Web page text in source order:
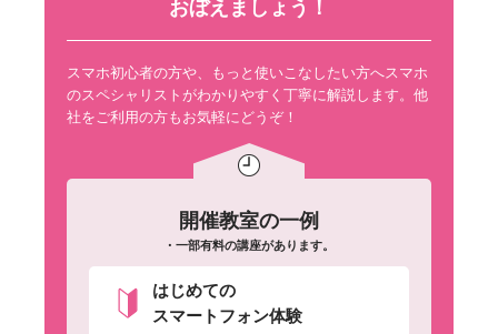
おぼえましょう！
スマホ初心者の方や、もっと使いこなしたい方へスマホ
のスペシャリストがわかりやすく丁寧に解説します。他
社をご利用の方もお気軽にどうぞ！
開催教室の一例
・一部有料の講座があります。
はじめての
スマートフォン体験